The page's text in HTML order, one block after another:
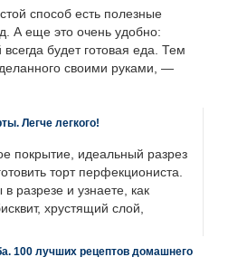
способ есть полезные
А еще это очень удобно:
будет готовая еда. Тем
своими руками, —
Легче легкого!
покрытие, идеальный разрез
торт перфекциониста.
разрезе и узнаете, как
хрустящий слой,
100 лучших рецептов домашнего